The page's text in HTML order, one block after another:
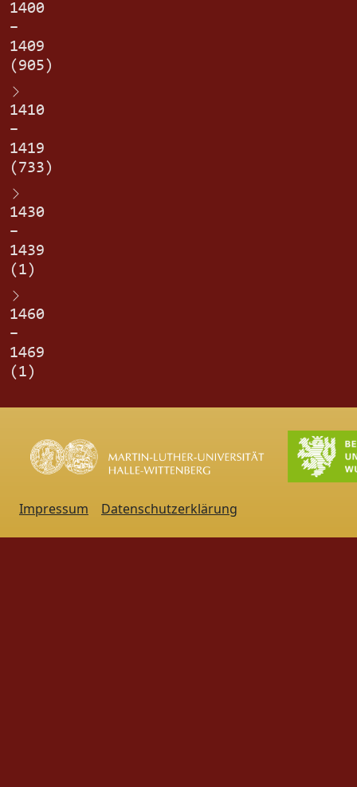
1400
–
1409
(905)
1410
–
1419
(733)
1430
–
1439
(1)
1460
–
1469
(1)
Impressum Datenschutzerklärung